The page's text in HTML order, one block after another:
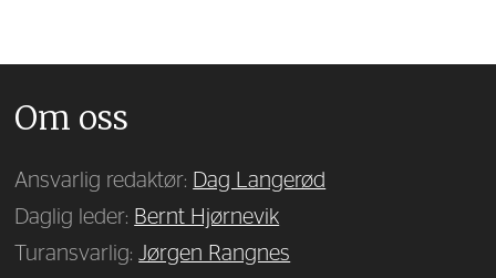
Om oss
Ansvarlig redaktør: Dag Langerød
Daglig leder: Bernt Hjørnevik
Turansvarlig:Jørgen Rangnes